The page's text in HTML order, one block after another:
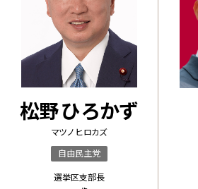
松野 ひろかず
マツノ ヒロカズ
自由民主党
選挙区支部長